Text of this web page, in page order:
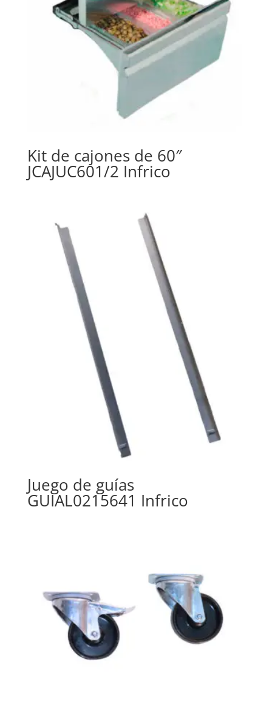
Kit de cajones de 60″
JCAJUC601/2 Infrico
Juego de guías
GUIAL0215641 Infrico